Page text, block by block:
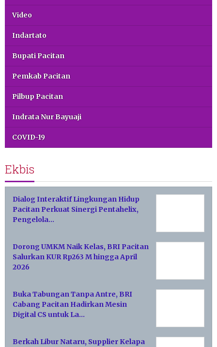
Video
Indartato
Bupati Pacitan
Pemkab Pacitan
Pilbup Pacitan
Indrata Nur Bayuaji
COVID-19
Ekbis
Dialog Interaktif Lingkungan Hidup
Pacitan Perkuat Sinergi Pentahelix,
Pengelola…
Dorong UMKM Naik Kelas, BRI Pacitan
Salurkan KUR Rp263 M hingga April
2026
Buka Tabungan Tanpa Antre, BRI
Cabang Pacitan Hadirkan Mesin
Digital CS untuk La…
Berkah Libur Nataru, Supplier Kelapa